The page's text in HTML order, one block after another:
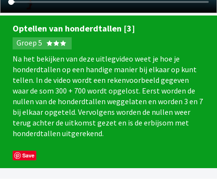
Optellen van honderdtallen [3]
Groep 5
Na het bekijken van deze uitlegvideo weet je hoe je
honderdtallen op een handige manier bij elkaar op kunt
tellen. In de video wordt een rekenvoorbeeld gegeven
waar de som 300 + 700 wordt opgelost. Eerst worden de
nullen van de honderdtallen weggelaten en worden 3 en 7
bij elkaar opgeteld. Vervolgens worden de nullen weer
terug achter de uitkomst gezet en is de erbijsom met
honderdtallen uitgerekend.
Save